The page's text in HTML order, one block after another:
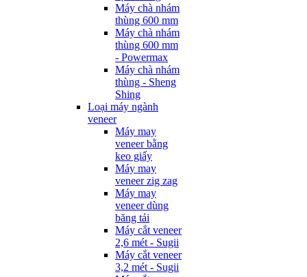
Máy chà nhám
thùng 600 mm
Máy chà nhám
thùng 600 mm
- Powermax
Máy chà nhám
thùng - Sheng
Shing
Loại máy ngành
veneer
Máy may
veneer bằng
keo giấy
Máy may
veneer zig zag
Máy may
veneer dùng
băng tải
Máy cắt veneer
2,6 mét - Sugii
Máy cắt veneer
3,2 mét - Sugii